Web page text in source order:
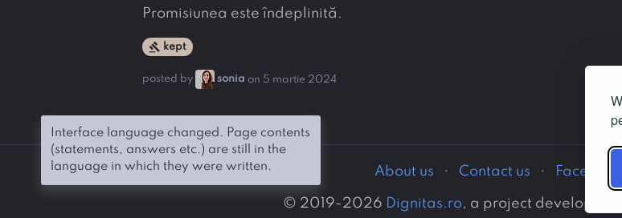
Promisiunea este îndeplinită.
gavel kept
posted by sonia on 5 martie 2024
Interface language changed. Page contents
(statements, answers etc.) are still in the
language in which they were written.
About us Contact us Facebook
© 2019-2026 Dignitas.ro, a project developed